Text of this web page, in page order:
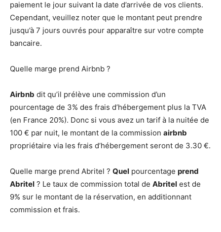
paiement le jour suivant la date d’arrivée de vos clients.
Cependant, veuillez noter que le montant peut prendre
jusqu’à 7 jours ouvrés pour apparaître sur votre compte
bancaire.
Quelle marge prend Airbnb ?
Airbnb dit qu’il prélève une commission d’un
pourcentage de 3% des frais d’hébergement plus la TVA
(en France 20%). Donc si vous avez un tarif à la nuitée de
100 € par nuit, le montant de la commission airbnb
propriétaire via les frais d’hébergement seront de 3.30 €.
Quelle marge prend Abritel ? Quel pourcentage prend
Abritel ? Le taux de commission total de Abritel est de
9% sur le montant de la réservation, en additionnant
commission et frais.